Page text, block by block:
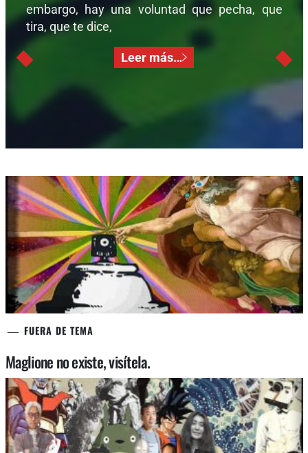
embargo, hay una voluntad que pecha, que
tira, que te dice,
Leer más…
FUERA DE TEMA
Maglione no existe, visítela.